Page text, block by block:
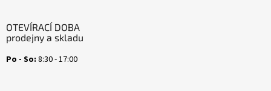
OTEVÍRACÍ DOBA
prodejny a skladu
Po - So: 8:30 - 17:00